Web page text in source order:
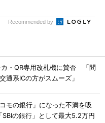
Recommended by
カ・QR専用改札機に賛否 「問
通系ICの方がスムーズ」
モの銀行」になった不満を吸
の銀行」として最大5.2万円